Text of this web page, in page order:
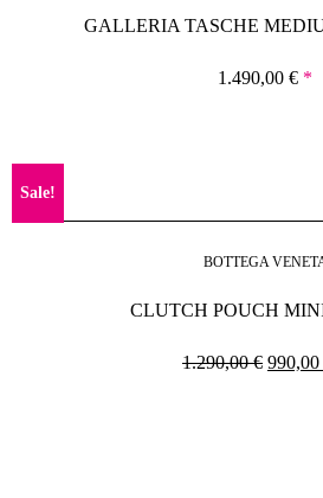
GALLERIA TASCHE
1.490,00 € *
Sale!
BOTTEGA
CLUTCH POUCH
1.290,00€ 990,00